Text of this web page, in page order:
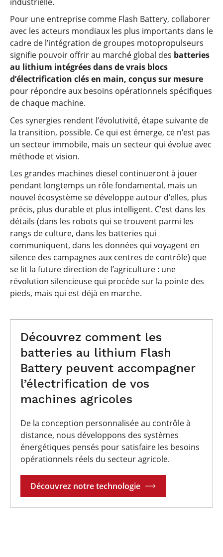
Pour une entreprise comme Flash Battery, collaborer
avec les acteurs mondiaux les plus importants dans le
cadre de l’intégration de groupes motopropulseurs
signifie pouvoir offrir au marché global des batteries
au lithium intégrées dans de vrais blocs
d’électrification clés en main, conçus sur mesure
pour répondre aux besoins opérationnels spécifiques
de chaque machine.
Ces synergies rendent l’évolutivité, étape suivante de
la transition, possible. Ce qui est émerge, ce n’est pas
un secteur immobile, mais un secteur qui évolue avec
méthode et vision.
Les grandes machines diesel continueront à jouer
pendant longtemps un rôle fondamental, mais un
nouvel écosystème se développe autour d’elles, plus
précis, plus durable et plus intelligent. C’est dans les
détails (dans les robots qui se trouvent parmi les
rangs de culture, dans les batteries qui
communiquent, dans les données qui voyagent en
silence des campagnes aux centres de contrôle) que
se lit la future direction de l’agriculture : une
révolution silencieuse qui procède sur la pointe des
pieds, mais qui est déjà en marche.
Découvrez comment les
batteries au lithium Flash
Battery peuvent accompagner
l’électrification de vos
machines agricoles
De la conception personnalisée au contrôle à
distance, nous développons des systèmes
énergétiques pensés pour satisfaire les besoins
opérationnels réels du secteur agricole.
Découvrez notre technologie